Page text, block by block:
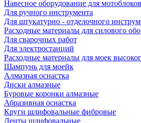
Навесное оборудование для мотоблоков
Для ручного инструмента
Для штукатурно - отделочного
Расходные материалы для силового
Для сварочных работ
Для электростанций
Расходные материалы для моек
Шампунь для моейк
Алмазная оснастка
Диски алмазные
Буровые коронки алмазные
Абразивная оснастка
Круги шлифовальные фибровые
Ленты шлифовальные